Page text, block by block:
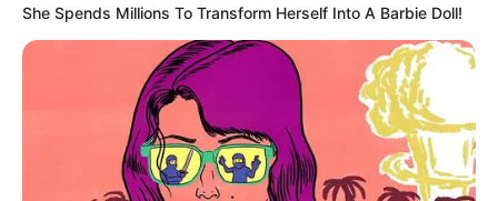
Es importante tener en cuenta que, a pesar de
los estudios preliminares y su uso tradicional, la
evidencia sobre sus efectos anticancerígenos
en humanos es insuficiente. Por ello, se
recomienda que cualquier persona interesada
en utilizar la guanábana como parte de su
She Spends Millions To Transform Herself Into A Barbie Doll!